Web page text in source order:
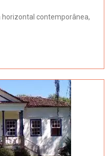
horizontal contemporânea,